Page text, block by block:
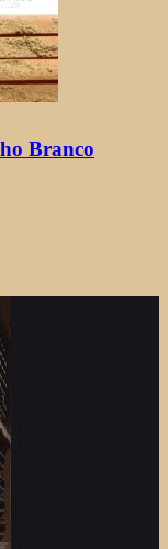
Branco